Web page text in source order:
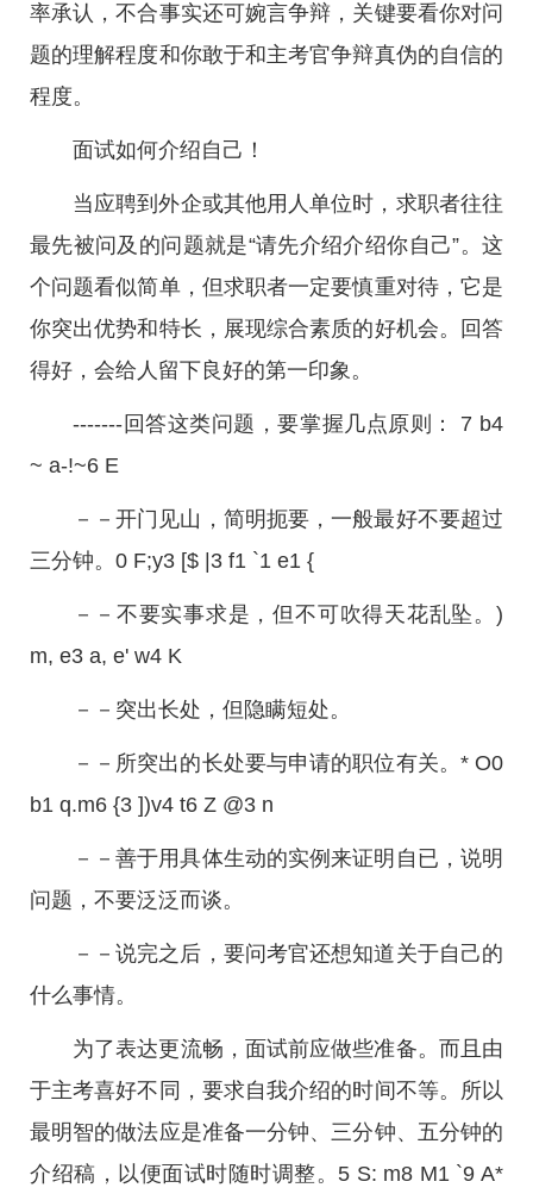
率承认，不合事实还可婉言争辩，关键要看你对问
题的理解程度和你敢于和主考官争辩真伪的自信的
程度。
面试如何介绍自己！
当应聘到外企或其他用人单位时，求职者往往
最先被问及的问题就是“请先介绍介绍你自己”。这
个问题看似简单，但求职者一定要慎重对待，它是
你突出优势和特长，展现综合素质的好机会。回答
得好，会给人留下良好的第一印象。
-------回答这类问题，要掌握几点原则： 7 b4
~ a-!~6 E
－－开门见山，简明扼要，一般最好不要超过
三分钟。0 F;y3 [$ |3 f1 `1 e1 {
－－不要实事求是，但不可吹得天花乱坠。)
m, e3 a, e' w4 K
－－突出长处，但隐瞒短处。
－－所突出的长处要与申请的职位有关。* O0
b1 q.m6 {3 ])v4 t6 Z @3 n
－－善于用具体生动的实例来证明自已，说明
问题，不要泛泛而谈。
－－说完之后，要问考官还想知道关于自己的
什么事情。
为了表达更流畅，面试前应做些准备。而且由
于主考喜好不同，要求自我介绍的时间不等。所以
最明智的做法应是准备一分钟、三分钟、五分钟的
介绍稿，以便面试时随时调整。5 S: m8 M1 `9 A*